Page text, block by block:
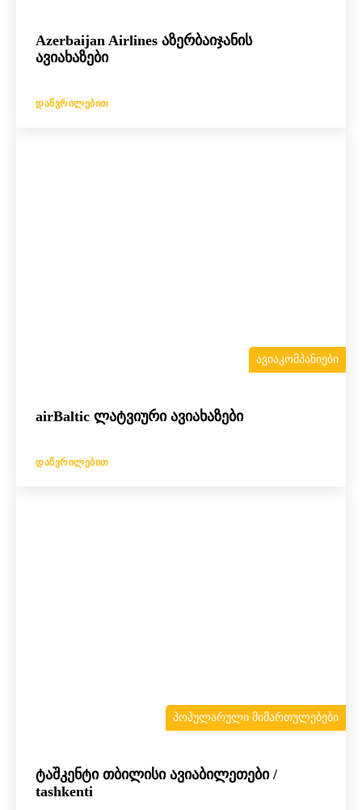
Azerbaijan Airlines აზერბაიჯანის
ავიახაზები
ᲓᲐᲬᲕᲠᲘᲚᲔᲑᲘᲗ
ᲐᲕᲘᲐᲙᲝᲛᲞᲐᲜᲘᲔᲑᲘ
airBaltic ლატვიური ავიახაზები
ᲓᲐᲬᲕᲠᲘᲚᲔᲑᲘᲗ
ᲞᲝᲞᲣᲚᲐᲠᲣᲚᲘ ᲛᲘᲛᲐᲠᲗᲣᲚᲔᲑᲔᲑᲘ
ტაშკენტი თბილისი ავიაბილეთები /
tashkenti